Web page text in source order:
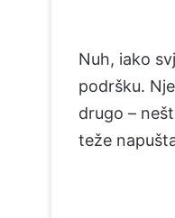
Nuh, iako
podršku.
drugo –
teže